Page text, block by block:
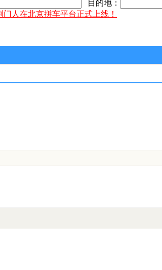
目的地：
门人在北京拼车平台正式上线！